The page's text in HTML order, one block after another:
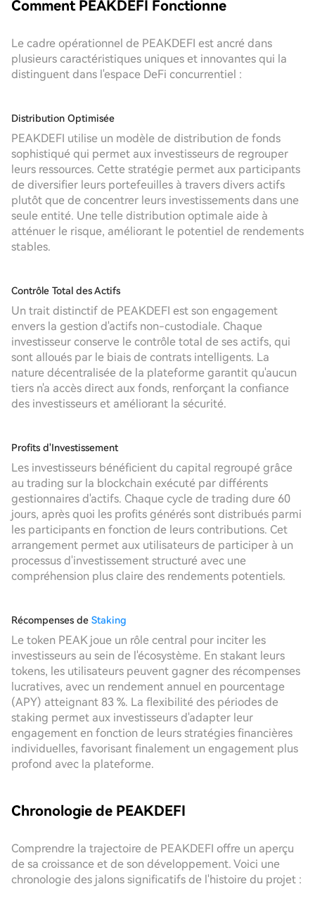
Comment PEAKDEFI Fonctionne
Le cadre opérationnel de PEAKDEFI est ancré dans
plusieurs caractéristiques uniques et innovantes qui la
distinguent dans l'espace DeFi concurrentiel :
Distribution Optimisée
PEAKDEFI utilise un modèle de distribution de fonds
sophistiqué qui permet aux investisseurs de regrouper
leurs ressources. Cette stratégie permet aux participants
de diversifier leurs portefeuilles à travers divers actifs
plutôt que de concentrer leurs investissements dans une
seule entité. Une telle distribution optimale aide à
atténuer le risque, améliorant le potentiel de rendements
stables.
Contrôle Total des Actifs
Un trait distinctif de PEAKDEFI est son engagement
envers la gestion d'actifs non-custodiale. Chaque
investisseur conserve le contrôle total de ses actifs, qui
sont alloués par le biais de contrats intelligents. La
nature décentralisée de la plateforme garantit qu'aucun
tiers n'a accès direct aux fonds, renforçant la confiance
des investisseurs et améliorant la sécurité.
Profits d'Investissement
Les investisseurs bénéficient du capital regroupé grâce
au trading sur la blockchain exécuté par différents
gestionnaires d'actifs. Chaque cycle de trading dure 60
jours, après quoi les profits générés sont distribués parmi
les participants en fonction de leurs contributions. Cet
arrangement permet aux utilisateurs de participer à un
processus d'investissement structuré avec une
compréhension plus claire des rendements potentiels.
Récompenses de Staking
Le token PEAK joue un rôle central pour inciter les
investisseurs au sein de l'écosystème. En stakant leurs
tokens, les utilisateurs peuvent gagner des récompenses
lucratives, avec un rendement annuel en pourcentage
(APY) atteignant 83 %. La flexibilité des périodes de
staking permet aux investisseurs d'adapter leur
engagement en fonction de leurs stratégies financières
individuelles, favorisant finalement un engagement plus
profond avec la plateforme.
Chronologie de PEAKDEFI
Comprendre la trajectoire de PEAKDEFI offre un aperçu
de sa croissance et de son développement. Voici une
chronologie des jalons significatifs de l'histoire du projet :